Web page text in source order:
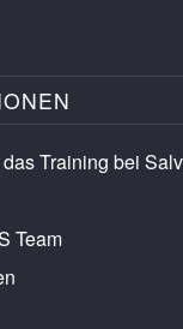
Training bei
Team